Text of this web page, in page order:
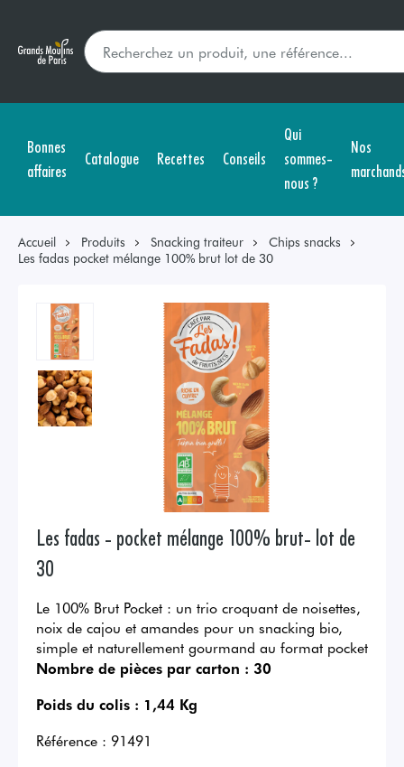
Bonnes
affaires
Catalogue Recettes Conseils
Qui
sommes-
nous ?
Nos
Accueil Produits Snacking traiteur
Chips snacks
Les fadas pocket mélange 100% brut lot de 30
Les fadas - pocket mélange 100% brut- lot de
30
Le 100% Brut Pocket : un trio croquant de noisettes,
noix de cajou et amandes pour un snacking bio,
simple et naturellement gourmand au format pocket
Nombre de pièces par carton : 30
Poids du colis : 1,44 Kg
Référence : 91491